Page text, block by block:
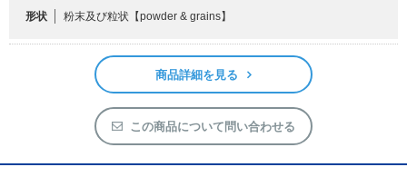
化学教材・オリジナルグッズ
形状
粉末及び粒状 【powder & grains】
商品詳細を見る
この商品について問い合わせる